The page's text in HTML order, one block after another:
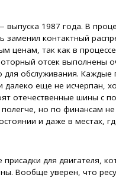
1987 года. В
контактный
ценам, так как в
отсек выполнены
обслуживания.
далеко еще не исчерпан,
отечественные шины с
но по финансам
и даже в местах,
для двигателя,
Вообще уверен, что